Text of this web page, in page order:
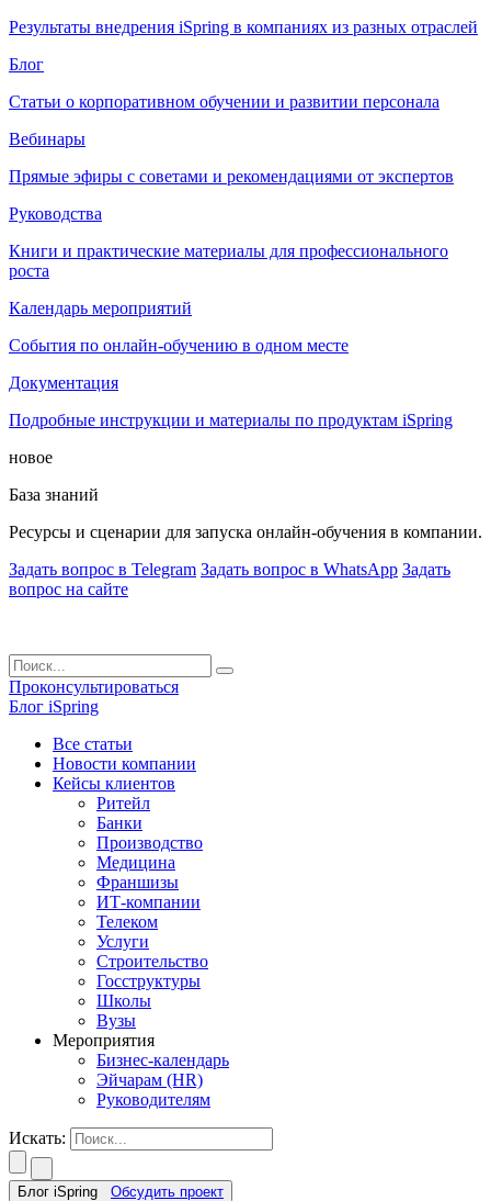
Результаты внедрения iSpring в компаниях из разных отраслей
Блог
Статьи о корпоративном обучении и развитии персонала
Вебинары
Прямые эфиры с советами и рекомендациями от экспертов
Руководства
Книги и практические материалы для профессионального
роста
Календарь мероприятий
События по онлайн-обучению в одном месте
Документация
Подробные инструкции и материалы по продуктам iSpring
новое
База знаний
Ресурсы и сценарии для запуска онлайн-обучения в компании.
Задать вопрос в Telegram Задать вопрос в WhatsApp Задать
вопрос на сайте
Проконсультироваться
Блог iSpring
Все статьи
Новости компании
Кейсы клиентов
Ритейл
Банки
Производство
Медицина
Франшизы
ИТ-компании
Телеком
Услуги
Строительство
Госструктуры
Школы
Вузы
Мероприятия
Бизнес-календарь
Эйчарам (HR)
Руководителям
Искать:
Блог iSpring Обсудить проект